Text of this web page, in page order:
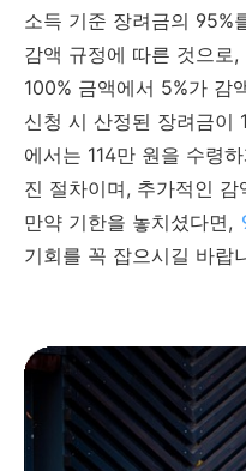
소득 기준 장려금의 95%
감액 규정에 따른 것으로
100% 금액에서 5%가 감
신청 시 산정된 장려금이
에서는 114만 원을 수령
진 절차이며, 추가적인 감
만약 기한을 놓치셨다면,
기회를 꼭 잡으시길 바랍